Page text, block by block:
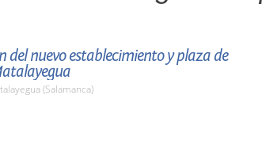
del nuevo establecimiento y plaza de
(Salamanca)